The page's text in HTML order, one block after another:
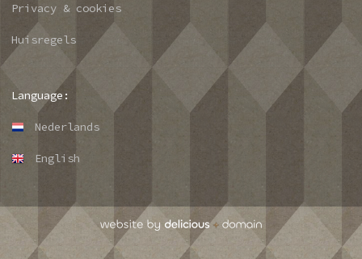
Privacy & cookies
Huisregels
Language:
Nederlands
English